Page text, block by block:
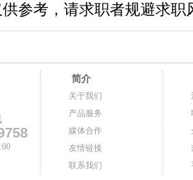
参考，请求职者规避求职
简介
关于我们
产品服务
媒体合作
友情链接
联系我们